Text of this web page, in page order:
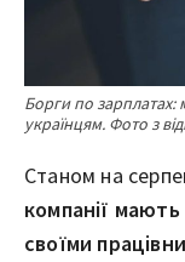
Борги по зарплатах:
українцям. Фото з
Станом на
компанії
своїми